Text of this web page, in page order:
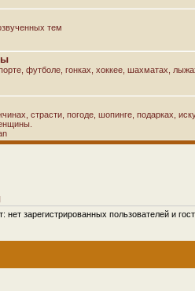
тем
футболе, гонках, хоккее, шахматах,
страсти, погоде, шопинге, подарках,
зарегистрированных пользователей и